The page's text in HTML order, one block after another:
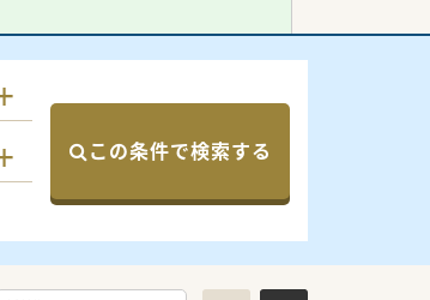
この条件で検索する